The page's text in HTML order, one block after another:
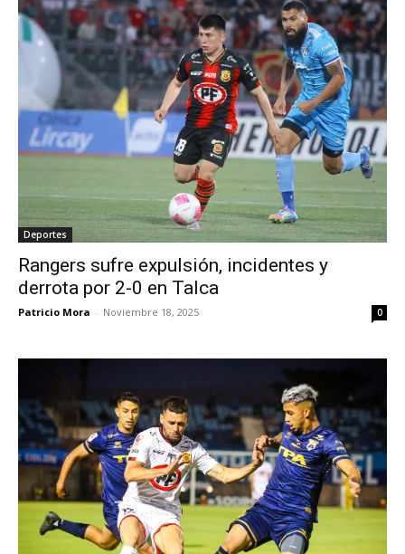
Deportes
Rangers sufre expulsión, incidentes y
derrota por 2-0 en Talca
Patricio Mora - Noviembre 18, 2025 0